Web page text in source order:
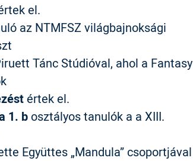
el.
az NTMFSZ világbajnoksági
Tánc Stúdióval, ahol a Fantasy
értek el.
1. bosztályos tanulók a a XIII.
Együttes „Mandula” csoportjával